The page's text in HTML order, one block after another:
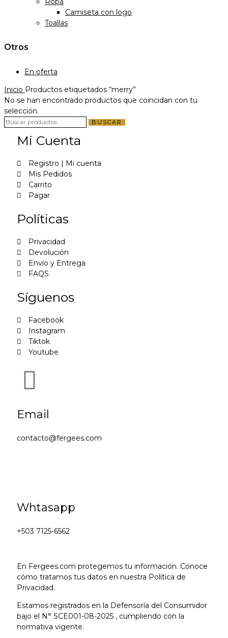
Camiseta con logo
Toallas
Otros
En oferta
Inicio Productos etiquetados “merry”
No se han encontrado productos que coincidan con tu
selección.
BUSCAR
Mi Cuenta
Registro | Mi cuenta
Mis Pedidos
Carrito
Pagar
Políticas
Privacidad
Devolución
Envío y Entrega
FAQS
Síguenos
Facebook
Instagram
Tiktok
Youtube
Email
contacto@fergees.com
Whtasapp
+503 7125-6562
En Fergees.com protegemos tu información. Conoce
cómo tratamos tus datos en nuestra Política de
Privacidad.
Estamos registrados en la Defensoría del Consumidor
bajo el N° SCE001-08-2025 , cumpliendo con la
normativa vigente.